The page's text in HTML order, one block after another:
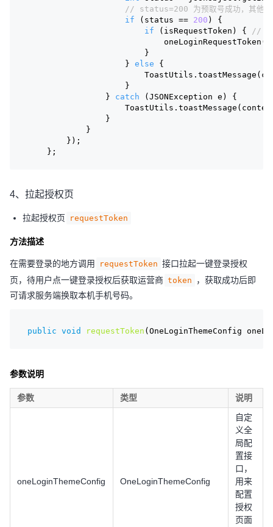
// status=200 为预取号成功，其他返
if (status == 200 ) {
if (isRequestToken) {
// 预
                        }
                    }
else {
                    }
                }
catch (JSONException e) {
                }
            }
        });
    };
4、拉起授权页
拉起授权页 requestToken
方法描述
在需要登录的地方调用 requestToken 接口拉起一键登录授权
页，待用户点一键登录授权后获取运营商 token
，获取成功后即
可请求服务端换取本机手机号码。
public void requestToken (OneLoginThemeConfig
参数说明
参数 类型 说明
oneLoginThemeConfig OneLoginThemeConfig
自定
义全
局配
置接
口，
用来
配置
授权
页面